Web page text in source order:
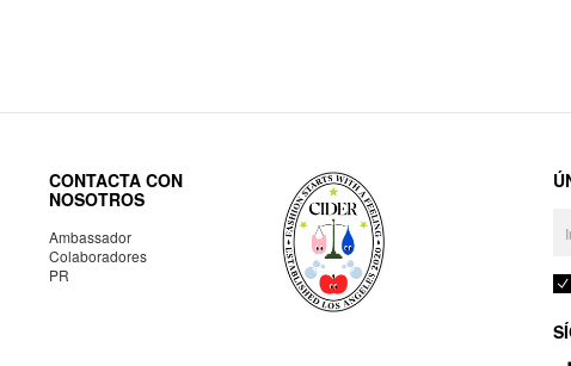
CONTACTA CON
NOSOTROS
Ambassador
Colaboradores
PR